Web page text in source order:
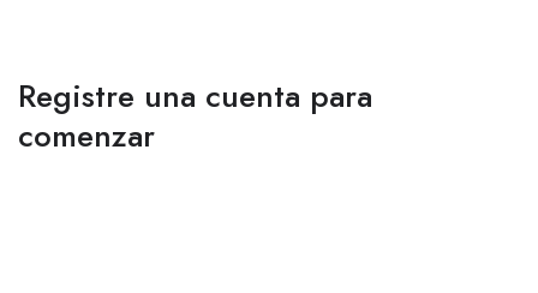
Registre una cuenta para
comenzar